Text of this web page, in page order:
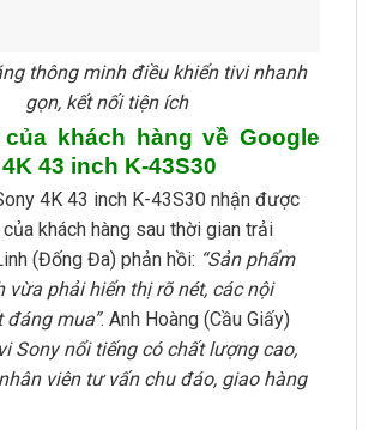
thông minh điều khiển tivi nhanh
gọn, kết nối tiện ích
khách hàng về Google
43 inch K-43S30
4K 43 inch K-43S30 nhận được
khách hàng sau thời gian trải
(Đống Đa) phản hồi: “Sản phẩm
vừa phải hiển thị rõ nét, các nội
đáng mua”. Anh Hoàng (Cầu Giấy)
Sony nổi tiếng có chất lượng cao,
viên tư vấn chu đáo, giao hàng